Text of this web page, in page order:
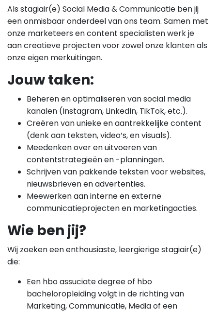
Als stagiair(e) Social Media & Communicatie ben jij
een onmisbaar onderdeel van ons team. Samen met
onze marketeers en content specialisten werk je
aan creatieve projecten voor zowel onze klanten als
onze eigen merkuitingen.
Jouw taken:
Beheren en optimaliseren van social media
kanalen (Instagram, LinkedIn, TikTok, etc.).
Creëren van unieke en aantrekkelijke content
(denk aan teksten, video’s, en visuals).
Meedenken over en uitvoeren van
contentstrategieën en -planningen.
Schrijven van pakkende teksten voor websites,
nieuwsbrieven en advertenties.
Meewerken aan interne en externe
communicatieprojecten en marketingacties.
Wie ben jij?
Wij zoeken een enthousiaste, leergierige stagiair(e)
die:
Een hbo assuciate degree of hbo
bacheloropleiding volgt in de richting van
Marketing, Communicatie, Media of een